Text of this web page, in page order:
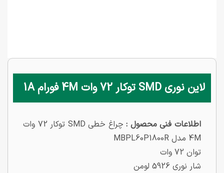
لاین نوری SMD توکار 72 وات 4M فورام 1A
اطلاعات فنی محصول :
چراغ خطی SMD توکار 72 وات
4M مدل MBPL60P1800R
توان 72 وات
شار نوری 5926 لومن